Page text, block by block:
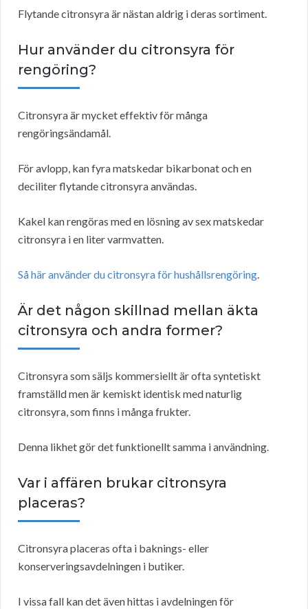
Flytande citronsyra är nästan aldrig i deras sortiment.
Hur använder du citronsyra för
rengöring?
Citronsyra är mycket effektiv för många
rengöringsändamål.
För avlopp, kan fyra matskedar bikarbonat och en
deciliter flytande citronsyra användas.
Kakel kan rengöras med en lösning av sex matskedar
citronsyra i en liter varmvatten.
Så här använder du citronsyra för hushållsrengöring.
Är det någon skillnad mellan äkta
citronsyra och andra former?
Citronsyra som säljs kommersiellt är ofta syntetiskt
framställd men är kemiskt identisk med naturlig
citronsyra, som finns i många frukter.
Denna likhet gör det funktionellt samma i användning.
Var i affären brukar citronsyra
placeras?
Citronsyra placeras ofta i baknings- eller
konserveringsavdelningen i butiker.
I vissa fall kan det även hittas i avdelningen för